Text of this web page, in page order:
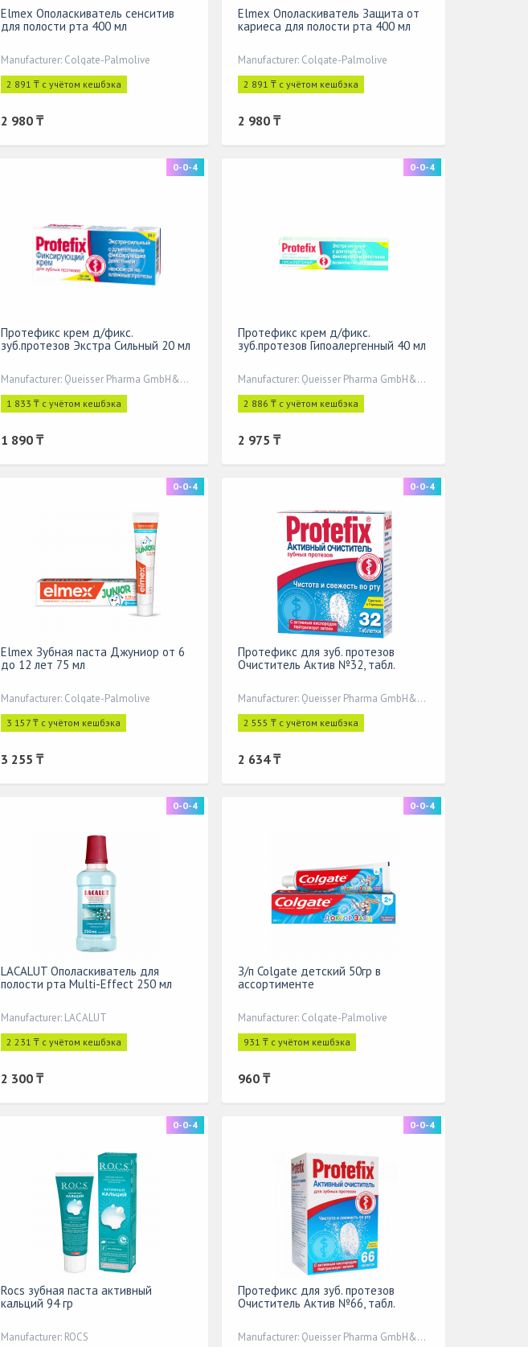
Elmex Ополаскиватель сенситив
для полости рта 400 мл
Manufacturer: Colgate-Palmolive
2 891 ₸ с учётом кешбэка
2 980 ₸
Elmex Ополаскиватель Защита от
кариеса для полости рта 400 мл
Manufacturer: Colgate-Palmolive
2 891 ₸ с учётом кешбэка
2 980 ₸
0-0-4
Протефикс крем д/фикс.
зуб.протезов Экстра Сильный 20 мл
Manufacturer: Queisser Pharma GmbH&Co,
1 833 ₸ с учётом кешбэка
1 890 ₸
0-0-4
Протефикс крем д/фикс.
зуб.протезов Гипоалергенный 40 мл
Manufacturer: Queisser Pharma GmbH&Co,
2 886 ₸ с учётом кешбэка
2 975 ₸
0-0-4
Elmex Зубная паста Джуниор от 6
до 12 лет 75 мл
Manufacturer: Colgate-Palmolive
3 157 ₸ с учётом кешбэка
3 255 ₸
0-0-4
Протефикс для зуб. протезов
Очиститель Актив №32, табл.
Manufacturer: Queisser Pharma GmbH&Co,
2 555 ₸ с учётом кешбэка
2 634 ₸
0-0-4
LACALUT Ополаскиватель для
полости рта Multi-Effect 250 мл
Manufacturer: LACALUT
2 231 ₸ с учётом кешбэка
2 300 ₸
0-0-4
З/п Colgate детский 50гр в
ассортименте
Manufacturer: Colgate-Palmolive
931 ₸ с учётом кешбэка
960 ₸
0-0-4
Rocs зубная паста активный
кальций 94 гр
Manufacturer: ROCS
0-0-4
Протефикс для зуб. протезов
Очиститель Актив №66, табл.
Manufacturer: Queisser Pharma GmbH&Co,